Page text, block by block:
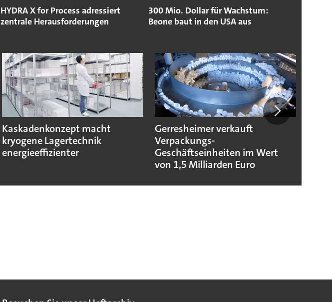
HYDRA X for Process adressiert
zentrale Herausforderungen
300 Mio. Dollar für Wachstum:
Beone baut in den USA aus
Kaskadenkonzept macht
kryogene Lagertechnik
energieeffizienter
Gerresheimer verkauft
Verpackungs-
Geschäftseinheiten im Wert
von 1,5 Milliarden Euro